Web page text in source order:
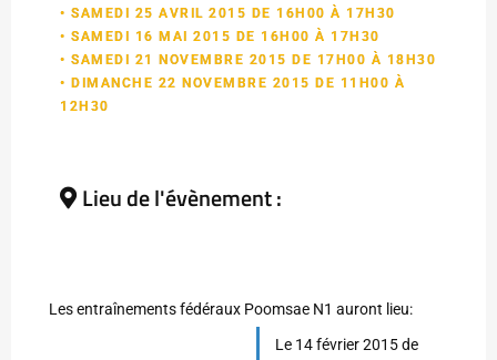
• SAMEDI 25 AVRIL 2015 DE 16H00 À 17H30
• SAMEDI 16 MAI 2015 DE 16H00 À 17H30
• SAMEDI 21 NOVEMBRE 2015 DE 17H00 À 18H30
• DIMANCHE 22 NOVEMBRE 2015 DE 11H00 À
12H30
Lieu de l'évènement :
Les entraînements fédéraux Poomsae N1 auront lieu:
Le 14 février 2015 de